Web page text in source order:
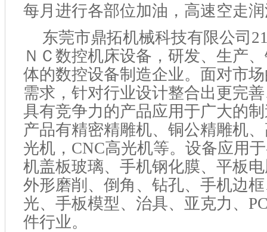
每月进行各部位加油，高速空走
东莞市鼎拓机械科技有限公司
ＮＣ数控机床设备，研发、生产
体的数控设备制造企业。面对市
需求，针对行业设计整合出更完
具有竞争力的产品应用于广大的
产品有精密精雕机、铜公精雕机
光机，CNC高光机等。设备应用
机盖板玻璃、手机钢化膜、平板
外形磨削、倒角、钻孔、手机边
光、手板模型、治具、亚克力、
件行业。